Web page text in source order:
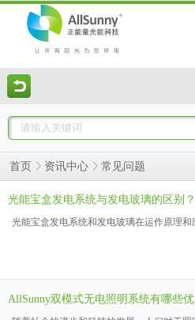
首页 资讯中心 常见问题
光能宝盒发电系统与发电玻璃的区别？
光能宝盒发电系统和发电玻璃在运作原理和
AllSunny双模式无电照明系统有哪些